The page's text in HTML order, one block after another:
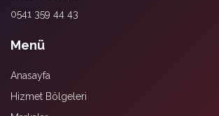
0541 359 44 43
Menü
Anasayfa
Hizmet Bölgeleri